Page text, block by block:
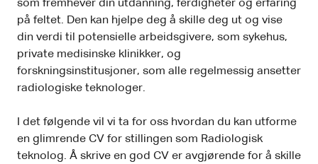
som fremhever din utdanning, ferdigheter og erfaring
på feltet. Den kan hjelpe deg å skille deg ut og vise
din verdi til potensielle arbeidsgivere, som sykehus,
private medisinske klinikker, og
forskningsinstitusjoner, som alle regelmessig ansetter
radiologiske teknologer.
I det følgende vil vi ta for oss hvordan du kan utforme
en glimrende CV for stillingen som Radiologisk
teknolog. Å skrive en god CV er avgjørende for å skille